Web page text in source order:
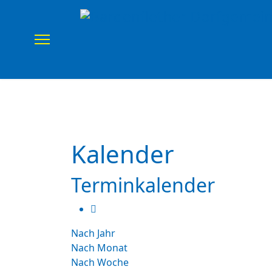
Kalender
Terminkalender
Nach Jahr
Nach Monat
Nach Woche